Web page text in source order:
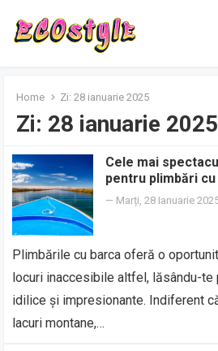
Home Zi:28 ianuarie 2025
Zi: 28 ianuarie 2025
Cele mai
pentru plimbări
— Marți, 28 Ianuarie
Plimbările cu barca oferă o
locuri inaccesibile altfel, lăsându-te
idilice și impresionante. Indiferent
lacuri montane,…